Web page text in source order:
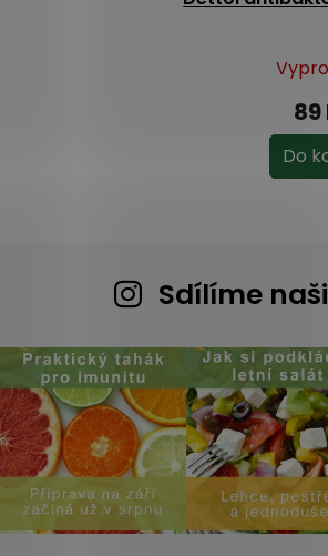
89
Do
Sdílíme